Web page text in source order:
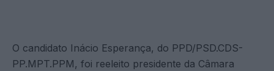
O candidato Inácio Esperança, do PPD/PSD.CDS-
PP.MPT.PPM, foi reeleito presidente da Câmara